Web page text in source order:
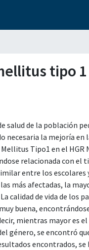
tipo
salud de la población
la mejoría en
Tipo1 en el HGR
relacionada con el
entre los escolares
más afectadas, la
calidad de vida de los
buena,
mientras mayor es
género, se encontró
encontrados, se